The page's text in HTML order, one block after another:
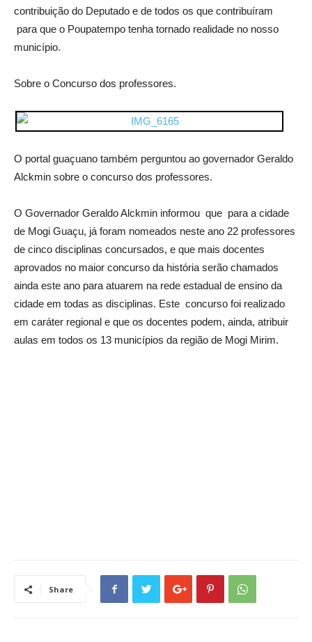
contribuição do Deputado e de todos os que contribuíram
para que o Poupatempo tenha tornado realidade no nosso
município.
Sobre o Concurso dos professores.
O portal guaçuano também perguntou ao governador Geraldo
Alckmin sobre o concurso dos professores.
O Governador Geraldo Alckmin informou que para a cidade
de Mogi Guaçu, já foram nomeados neste ano 22 professores
de cinco disciplinas concursados, e que mais docentes
aprovados no maior concurso da história serão chamados
ainda este ano para atuarem na rede estadual de ensino da
cidade em todas as disciplinas. Este concurso foi realizado
em caráter regional e que os docentes podem, ainda, atribuir
aulas em todos os 13 municípios da região de Mogi Mirim.
Share